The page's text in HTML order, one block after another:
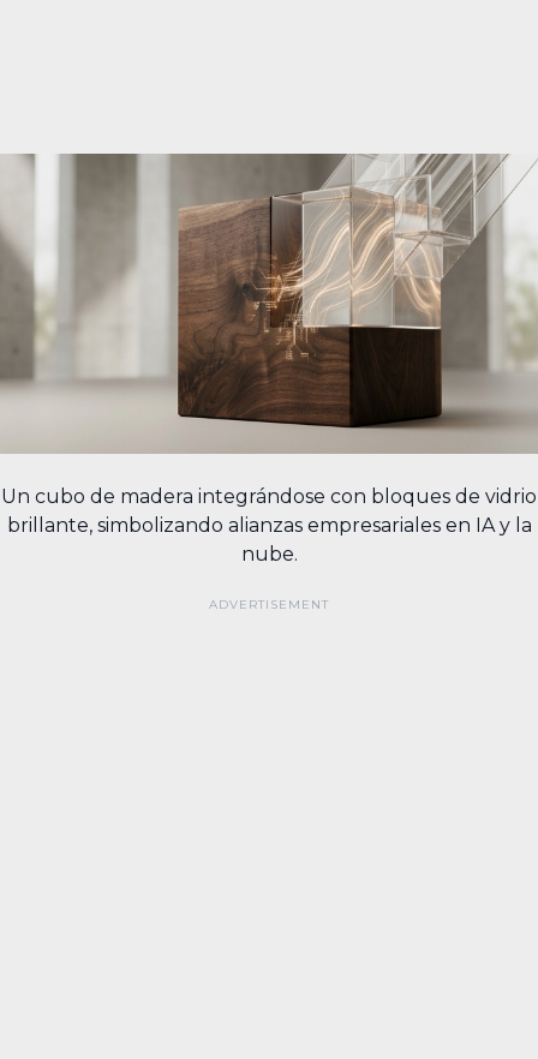
Un cubo de madera integrándose con bloques de vidrio
brillante, simbolizando alianzas empresariales en IA y la
nube.